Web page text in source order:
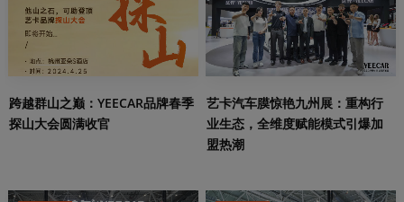
跨越群山之巅：YEECAR品牌春季
探山大会圆满收官
艺卡汽车膜惊艳九州展：重构行
业生态，全维度赋能模式引爆加
盟热潮